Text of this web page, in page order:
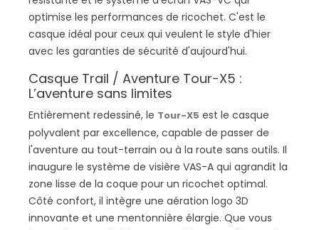
optimise les performances de ricochet. C'est le
casque idéal pour ceux qui veulent le style d'hier
avec les garanties de sécurité d'aujourd'hui.
Casque Trail / Aventure Tour-X5 :
L’aventure sans limites
Entièrement redessiné, le Tour-X5 est le casque
polyvalent par excellence, capable de passer de
l'aventure au tout-terrain ou à la route sans outils. Il
inaugure le système de visière VAS-A qui agrandit la
zone lisse de la coque pour un ricochet optimal.
Côté confort, il intègre une aération logo 3D
innovante et une mentonnière élargie. Que vous